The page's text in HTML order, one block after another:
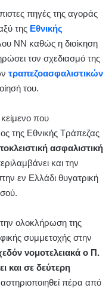
πηγές της αγοράς
της Εθνικής
ΝΝ καθώς η διοίκηση
τον σχεδιασμό της
τραπεζοασφαλιστικών
του.
που
της Εθνικής Τράπεζας
ασφαλιστική
και την
εν Ελλάδι θυγατρική
την ολοκλήρωση της
συμμετοχής στην
νομοτελειακά ο Π.
και σε δεύτερη
πέρα από